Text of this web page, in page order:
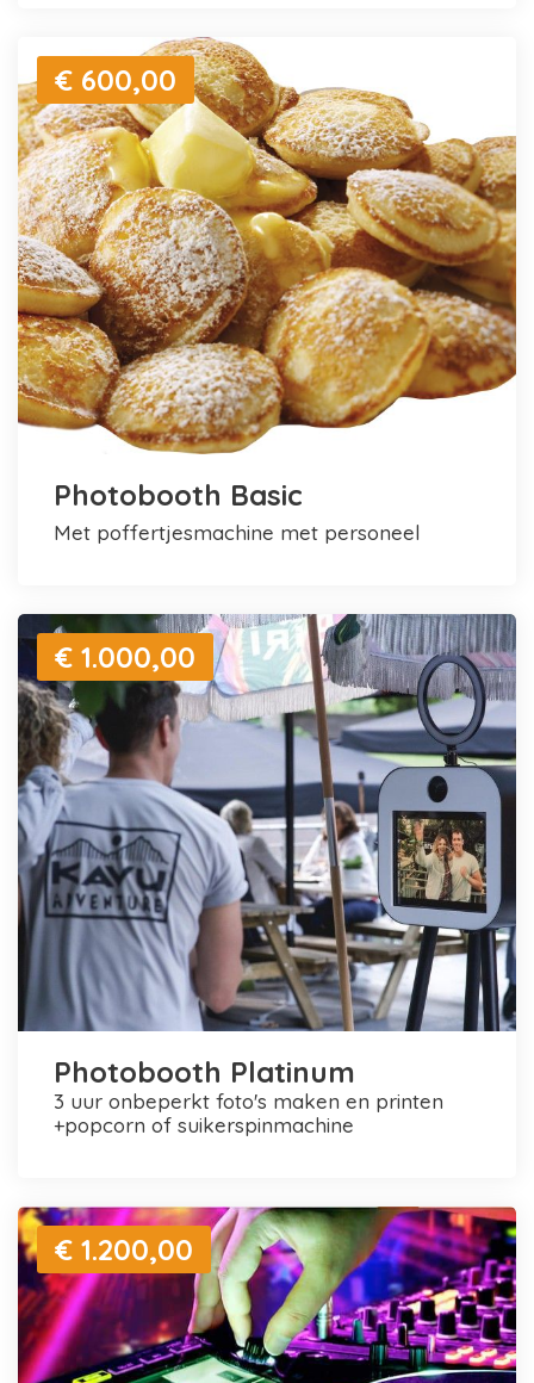
€ 600,00
Photobooth Basic
met poffertjesmachine met personeel
€ 1.000,00
Photobooth Platinum
3 uur onbeperkt foto's maken en printen
+popcorn of suikerspinmachine
€ 1.200,00